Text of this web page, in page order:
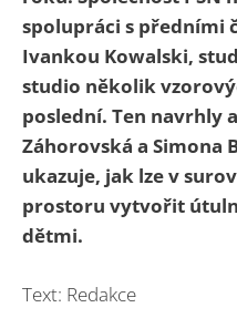
spolupráci s předními
Ivankou Kowalski,
studio několik
poslední. Ten navrhly
Záhorovská a Simona
ukazuje, jak lze v
prostoru vytvořit
dětmi.
Text: Redakce